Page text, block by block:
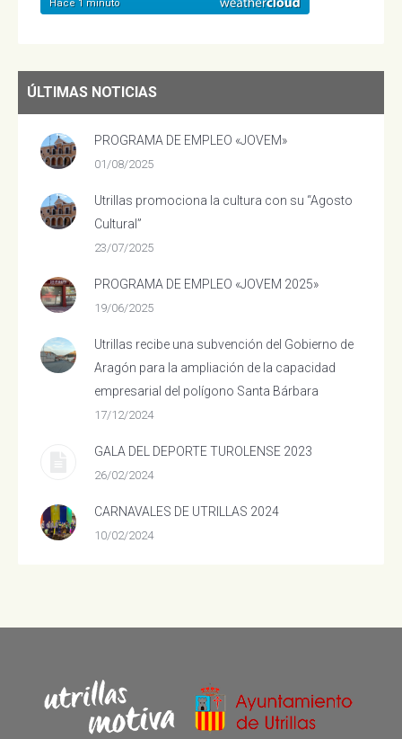
ÚLTIMAS NOTICIAS
PROGRAMA DE EMPLEO «JOVEM»
01/08/2025
Utrillas promociona la cultura con su “Agosto
Cultural”
23/07/2025
PROGRAMA DE EMPLEO «JOVEM 2025»
19/06/2025
Utrillas recibe una subvención del Gobierno de
Aragón para la ampliación de la capacidad
empresarial del polígono Santa Bárbara
17/12/2024
GALA DEL DEPORTE TUROLENSE 2023
26/02/2024
CARNAVALES DE UTRILLAS 2024
10/02/2024